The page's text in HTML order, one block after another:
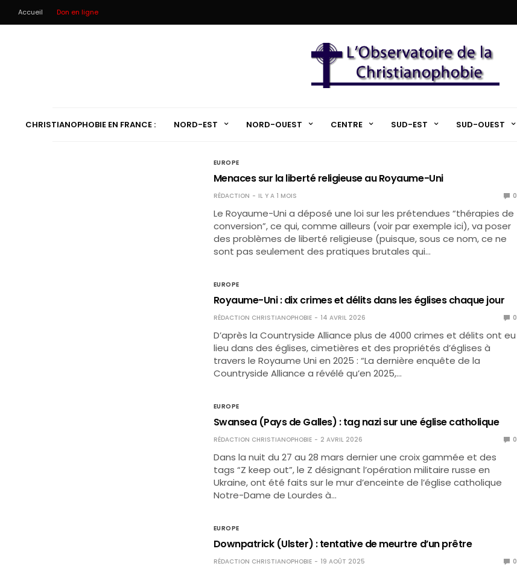
Accueil Don en ligne
CHRISTIANOPHOBIE EN FRANCE : NORD-EST NORD-OUEST CENTRE SUD-EST SUD-OUEST
EUROPE
Menaces sur la liberté religieuse au Royaume-Uni
RÉDACTION IL Y A 1 MOIS 0
Le Royaume-Uni a déposé une loi sur les prétendues “thérapies de
conversion”, ce qui, comme ailleurs (voir par exemple ici), va poser
des problèmes de liberté religieuse (puisque, sous ce nom, ce ne
sont pas seulement des pratiques brutales qui…
EUROPE
Royaume-Uni : dix crimes et délits dans les églises chaque jour
RÉDACTION CHRISTIANOPHOBIE 14 AVRIL 2026 0
D’après la Countryside Alliance plus de 4000 crimes et délits ont eu
lieu dans des églises, cimetières et des propriétés d’églises à
travers le Royaume Uni en 2025 : “La dernière enquête de la
Countryside Alliance a révélé qu’en 2025,…
EUROPE
Swansea (Pays de Galles) : tag nazi sur une église catholique
RÉDACTION CHRISTIANOPHOBIE 2 AVRIL 2026 0
Dans la nuit du 27 au 28 mars dernier une croix gammée et des
tags “Z keep out”, le Z désignant l’opération militaire russe en
Ukraine, ont été faits sur le mur d’enceinte de l’église catholique
Notre-Dame de Lourdes à…
EUROPE
Downpatrick (Ulster) : tentative de meurtre d’un prêtre
RÉDACTION CHRISTIANOPHOBIE 19 AOÛT 2025 0